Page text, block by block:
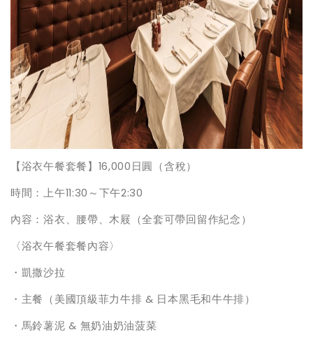
【浴衣午餐套餐】16,000日圓（含稅）
時間：上午11:30～下午2:30
內容：浴衣、腰帶、木屐（全套可帶回留作紀念）
〈浴衣午餐套餐內容〉
・凱撒沙拉
・主餐（美國頂級菲力牛排 & 日本黑毛和牛牛排）
・馬鈴薯泥 & 無奶油奶油菠菜